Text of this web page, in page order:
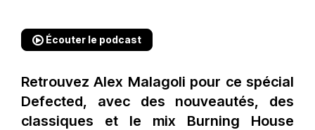
Écouter le podcast
Retrouvez Alex Malagoli pour ce spécial
Defected, avec des nouveautés, des
classiques et le mix Burning House